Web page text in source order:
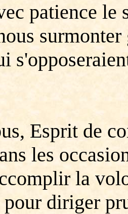
patience le
surmonter
Esprit de
les
la
diriger